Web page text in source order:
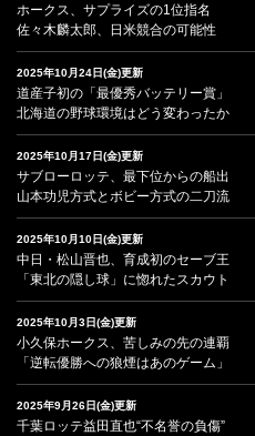
ホークス、サプライズの1位指名
佐々木麟太郎、日米競合の可能性
2025年10月24日(金)更新
道産子初の「最優秀バッテリー賞」
北海道の野球環境はどう変わったか
2025年10月17日(金)更新
サブローロッテ、最下位からの船出
山本功児方式とボビー方式の二刀流
2025年10月10日(金)更新
中日・松山晋也、育成初のセーブ王
「東北の隠し球」に惚れたスカウト
2025年10月3日(金)更新
小久保ホークス、苦しみの先の連覇
「逆転優勝への狼煙はあのゲーム」
2025年9月26日(金)更新
千葉ロッテ益田直也“不名誉の負傷”